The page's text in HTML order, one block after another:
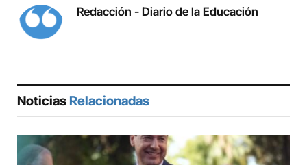
Redacción - Diario de la Educación
Noticias Relacionadas